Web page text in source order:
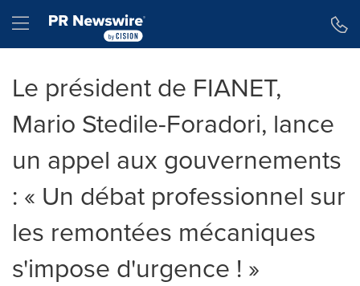
Hamburger menu
Le président de FIANET,
Mario Stedile-Foradori, lance
un appel aux gouvernements
: « Un débat professionnel sur
les remontées mécaniques
s'impose d'urgence ! »